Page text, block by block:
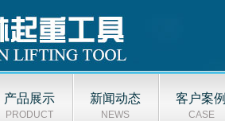
产品展示
PRODUCT
新闻动态
NEWS
客户案例
CASE